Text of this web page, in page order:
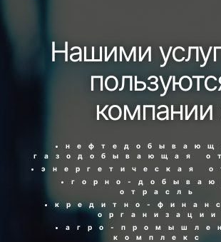
Нашими
компании
газодобывающая
энергетическая
горно-
отрасль
кредитно-
организации
агро-
комплекс